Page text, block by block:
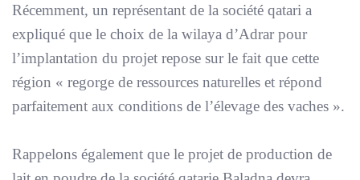
Récemment, un représentant de la société qatari a
expliqué que le choix de la wilaya d’Adrar pour
l’implantation du projet repose sur le fait que cette
région « regorge de ressources naturelles et répond
parfaitement aux conditions de l’élevage des vaches ».
Rappelons également que le projet de production de